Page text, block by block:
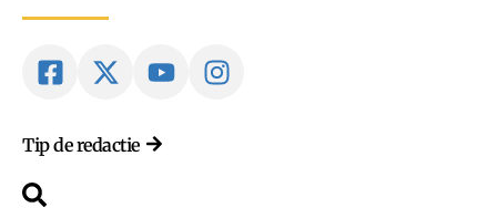
Tip de redactie